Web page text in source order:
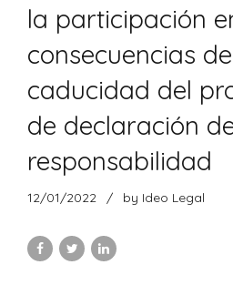
la participación
consecuencias
caducidad del
de declaración
responsabilidad
12/01/2022 by Ideo Legal